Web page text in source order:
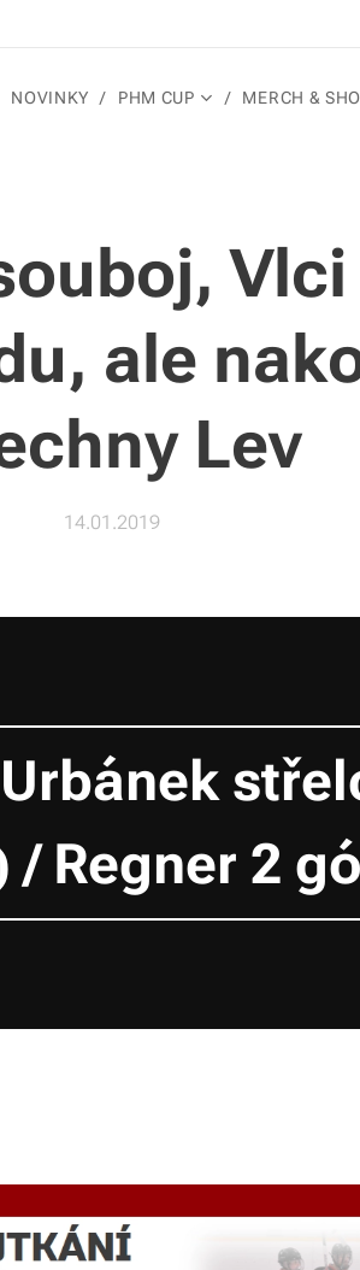
NOVINKY PHM CUP MERCH &
ale
Lev
14.01.2019
Regner 2